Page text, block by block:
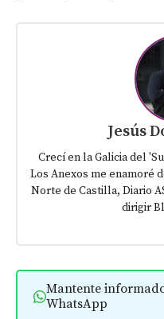
Jesús
Crecí en la Galicia del
Los Anexos me enamoré
Norte de Castilla, Diario
dirigir
Mantente
WhatsApp